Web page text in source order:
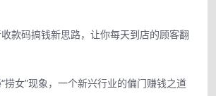
款码搞钱新思路，让你每天到店的顾客翻
捞女”现象，一个新兴行业的偏门赚钱之道